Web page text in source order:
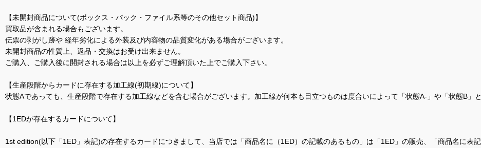
【未開封商品について(ボックス・パック・ファイル系等のその他セット商品)】
買取品が含まれる場合もございます。
伝票の剥がし跡や 経年劣化による外装及び内容物の品質変化がある場合がございます。
未開封商品の性質上、返品・交換はお受け出来ません。
ご購入、ご購入後に開封される場合は以上を必ずご理解頂いた上でご購入下さい。
【生産段階からカードに存在する加工線(初期線)について】
状態Aであっても、生産段階で存在する加工線などを含む場合がございます。加工線が何本も目立つものは度合いによって「状態A-」や「状態B」と
【1EDが存在するカードについて】
1st edition(以下「1ED」表記)の存在するカードにつきまして、当店では「商品名に（1ED）の記載のあるもの」は「1ED」の販売、「商品名に表